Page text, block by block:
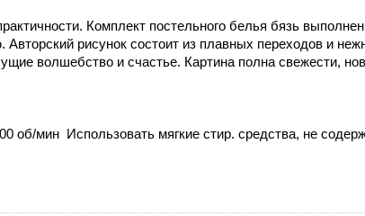
Комплект постельного белья бязь
Авторский рисунок состоит из плавных переходов и
волшебство и счастье. Картина полна свежести,
об/мин Использовать мягкие стир. средства, не